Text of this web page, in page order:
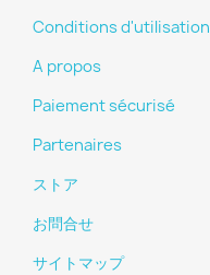
Conditions d'utilisation
A propos
Paiement sécurisé
Partenaires
ストア
お問合せ
サイトマップ